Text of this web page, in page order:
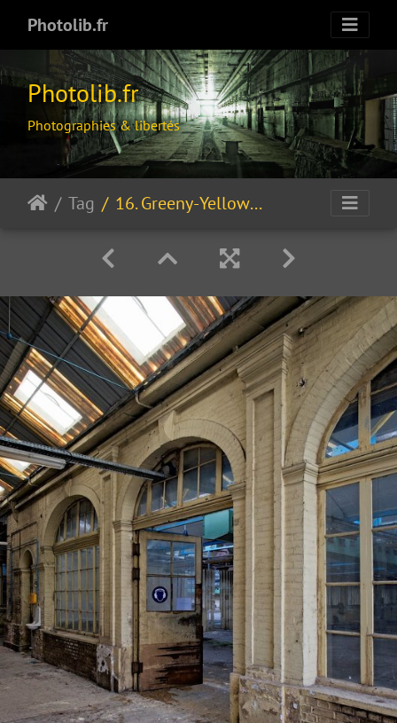
Photolib.fr
Photolib.fr
Photographies & libertés
Tag 16. Greeny-Yellow blue gate